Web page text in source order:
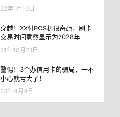
22年1月10日
穿越！XX付POS机很奇葩，刷卡
交易时间竟然显示为2028年
21年10月28日
警惕！3个办信用卡的骗局，一不
小心就亏大了！
23年4月4日